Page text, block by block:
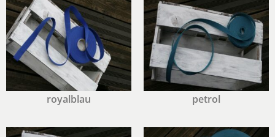
royalblau petrol